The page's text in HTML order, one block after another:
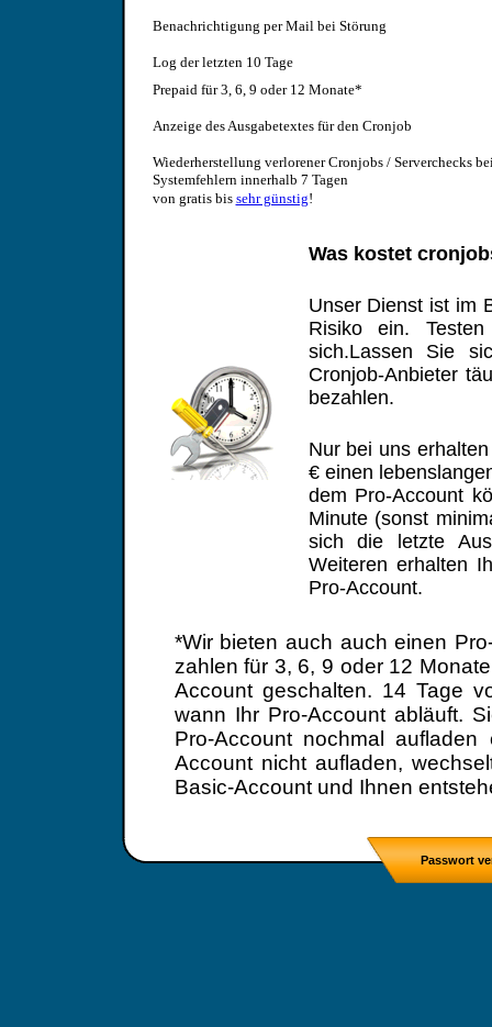
Benachrichtigung per Mail bei Störung
Log der letzten 10 Tage
Prepaid für 3, 6, 9 oder 12 Monate*
Anzeige des Ausgabetextes für den Cronjob
Wiederherstellung verlorener Cronjobs / Serverchecks
Systemfehlern innerhalb 7 Tagen
von gratis bis sehr günstig!
Was kostet
Unser Dienst ist im
Risiko ein.
sich.Lassen Sie
Cronjob-Anbieter
bezahlen.
Nur bei uns
€ einen
dem Pro-Account
Minute (sonst
sich die letzte
Weiteren erhalten
Pro-Account.
*Wir bieten auch auch einen
zahlen für 3, 6, 9 oder 12
Account geschalten. 14 Tage
wann Ihr Pro-Account abläuft.
Pro-Account nochmal
Account nicht aufladen,
Basic-Account und Ihnen
Passwort